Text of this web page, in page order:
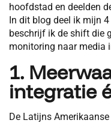
hoofdstad en deelden
In dit blog deel ik mijn
beschrijf ik de shift die
monitoring naar media
1.
integratie
De Latijns